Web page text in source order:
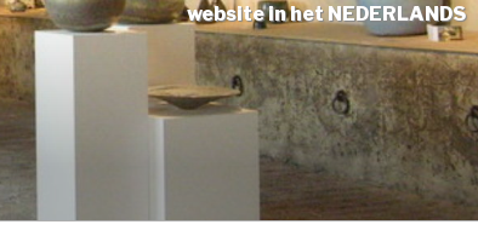
website in het NEDERLANDS